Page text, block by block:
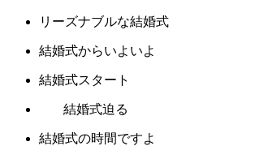
リーズナブルな結婚式
結婚式からいよいよ
結婚式スタート
結婚式迫る
結婚式の時間ですよ